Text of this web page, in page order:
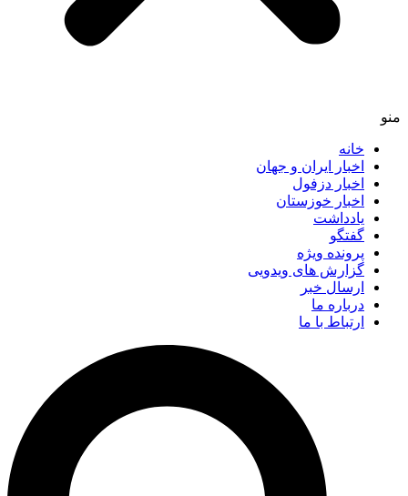
خانه
اخبار ایران و جهان
اخبار دزفول
اخبار خوزستان
یادداشت
گفتگو
پرونده ویژه
گزارش های ویدویی
ارسال خبر
درباره ما
ارتباط با ما